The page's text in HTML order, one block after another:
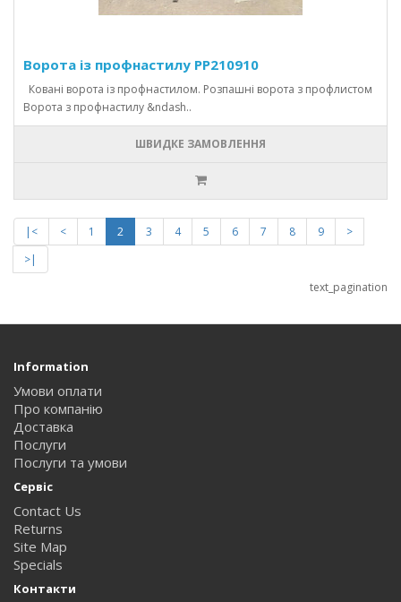
Ворота із профнастилу PP210910
Ковані ворота із профнастилом. Розпашні ворота з профлистом
Ворота з профнастилу &ndash..
ШВИДКЕ ЗАМОВЛЕННЯ
|< < 1 2 3 4 5 6 7 8 9
>
>|
text_pagination
Information
Умови оплати
Про компанію
Доставка
Послуги
Послуги та умови
Сервіс
Contact Us
Returns
Site Map
Specials
Контакти